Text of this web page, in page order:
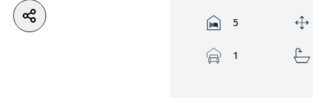
Rooms:
5
Garage:
1